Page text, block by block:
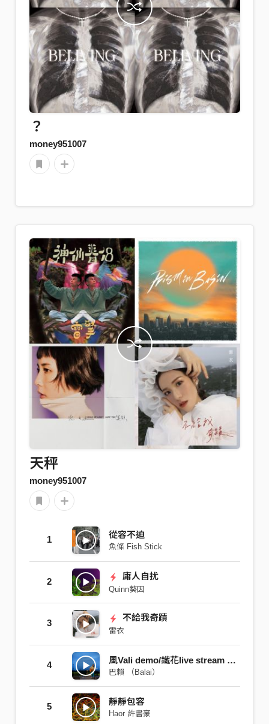
？
money951007
天秤
money951007
1 從容不迫
魚條 Fish Stick
2
庸人自扰
Quinn葵因
3
不給我奇蹟
雷衣
4 風Vali demo/鐵花live stream 側錄 2021.7.24
巴賴 （Balai）
5 靜靜包容
Haor 許書豪